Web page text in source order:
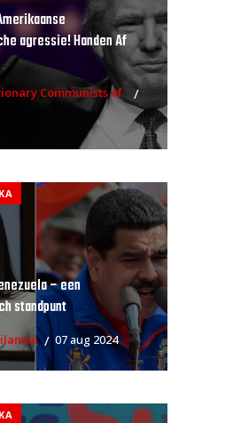
agressie! Handen Af
Communists of
– een
standpunt
07 aug 2024